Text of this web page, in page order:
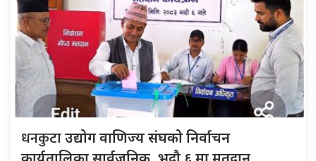
धनकुटाउद्योग वाणिज्य संघको निर्वाचन